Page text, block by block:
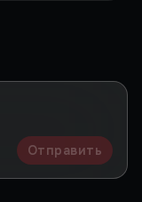
Отправить